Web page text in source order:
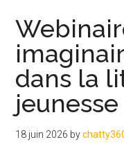
dans la
jeunesse
18 juin 2026 by